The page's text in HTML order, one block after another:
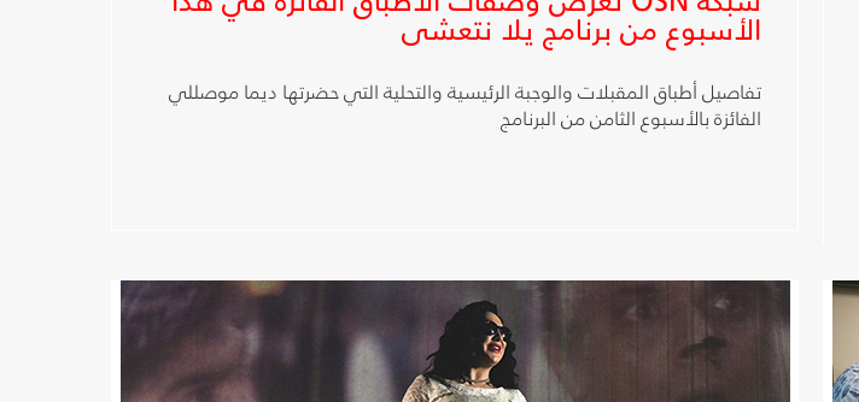
الأسبوع من برنامج يلا نتعشى
تفاصيل أطباق المقبلات والوجبة الرئيسية والتحلية التي حضرتها ديما موصللي
الفائزة بالأسبوع الثامن من البرنامج